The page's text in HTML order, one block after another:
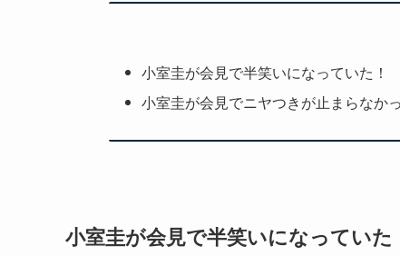
小室圭が会見で半笑いになっていた！
小室圭が会見でニヤつきが止まらなか
小室圭が会見で半笑いになっていた